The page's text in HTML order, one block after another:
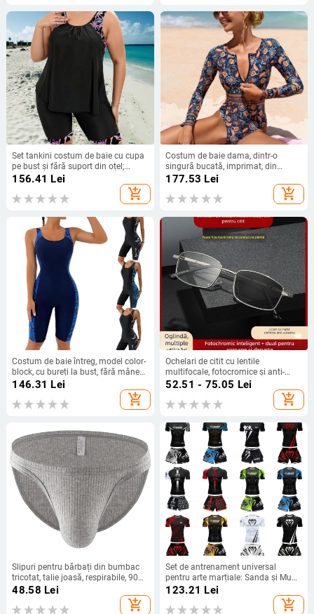
Set tankini costum de baie cu cupa
pe bust și fără suport din oțel;
material poliester; conținut poliester
elasticitate înaltă; potrivit pentru
156.41 Lei
add_shopping_cart
Costum de baie dama, dintr-o
singură bucată, imprimat, din
nailon, căptușălă poliester cu
177.53 Lei
add_shopping_cart
Costum de baie întreg, model color-
block, cu bureți la bust, fără mâneci,
poliester
146.31 Lei
add_shopping_cart
Ochelari de citit cu lentile
multifocale, fotocromice și anti-
lumină albastră, ramă metalică,
52.51 - 75.05 Lei
add_shopping_cart
Slipuri pentru bărbați din bumbac
tricotat, talie joasă, respirabile, 90–
95% bumbac
48.58 Lei
add_shopping_cart
Set de antrenament universal
pentru arte marțiale: Sanda și Muay
Thai, tricou cu mânecă scurtă și
pantaloni scurți, set din două piese
123.21 Lei
add_shopping_cart